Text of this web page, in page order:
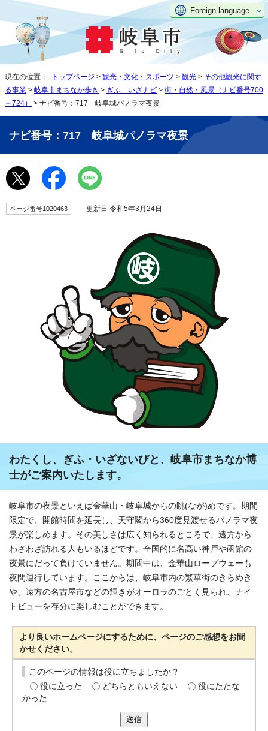
Foreign language
現在の位置： トップページ > 観光・文化・スポーツ > 観光 > その他観光に関す
る事業 > 岐阜市まちなか歩き > ぎふ いざナビ > 街・自然・風景（ナビ番号700
～724）
> ナビ番号：717 岐阜城パノラマ夜景
ナビ番号：717 岐阜城パノラマ夜景
ページ番号1020463 更新日 令和5年3月24日
わたくし、ぎふ・いざないびと、岐阜市まちなか博
士がご案内いたします。
岐阜市の夜景といえば金華山・岐阜城からの眺(なが)めです。期間
限定で、開館時間を延長し、天守閣から360度見渡せるパノラマ夜
景が楽しめます。その美しさは広く知られるところで、遠方から
わざわざ訪れる人もいるほどです。全国的に名高い神戸や函館の
夜景にだって負けていません。期間中は、金華山ロープウェーも
夜間運行しています。ここからは、岐阜市内の繁華街のきらめき
や、遠方の名古屋市などの輝きがオーロラのごとく見られ、ナイ
トビューを存分に楽しむことができます。
より良いホームページにするために、ページのご感想をお聞
かせください。
このページの情報は役に立ちましたか？
役に立った
どちらともいえない
役にたたな
かった
送信